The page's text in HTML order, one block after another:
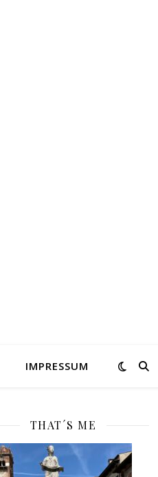
IMPRESSUM
THAT´S ME